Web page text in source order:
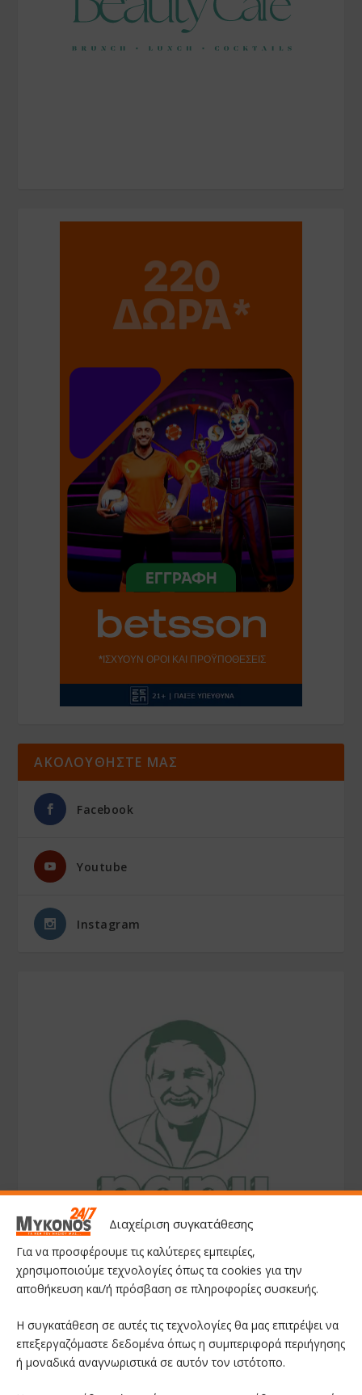
Διαχείριση συγκατάθεσης
Για να προσφέρουμε τις καλύτερες εμπειρίες,
χρησιμοποιούμε τεχνολογίες όπως τα cookies για την
αποθήκευση και/ή πρόσβαση σε πληροφορίες συσκευής.
Η συγκατάθεση σε αυτές τις τεχνολογίες θα μας επιτρέψει να
επεξεργαζόμαστε δεδομένα όπως η συμπεριφορά περιήγησης
ή μοναδικά αναγνωριστικά σε αυτόν τον ιστότοπο.
ΑΚΟΛΟΥΘΗΣΤΕ ΜΑΣ
Facebook
Youtube
Instagram